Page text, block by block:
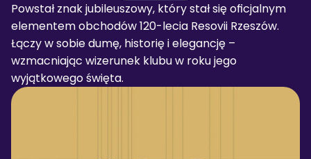
Powstał znak jubileuszowy, który stał się oficjalnym
elementem obchodów 120-lecia Resovii Rzeszów.
Łączy w sobie dumę, historię i elegancję –
wzmacniając wizerunek klubu w roku jego
wyjątkowego święta.